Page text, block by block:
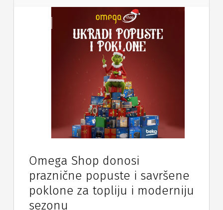
Omega Shop donosi
praznične popuste i savršene
poklone za topliju i moderniju
sezonu